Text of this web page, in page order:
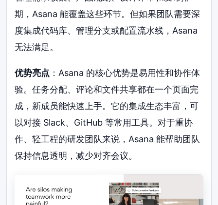
期，Asana 能覆盖这些环节。但如果团队需要深
度集成代码库、管理分支或配置流水线，Asana
无法满足。
优势亮点 ：Asana 的核心优势是易用性和协作体
验。任务分配、评论和文件共享都在一个页面完
成，新成员能快速上手。它的集成生态丰富，可
以对接 Slack、GitHub 等常用工具。对于重协
作、轻工程的研发团队来说，Asana 能帮助团队
保持信息透明，减少对齐会议。